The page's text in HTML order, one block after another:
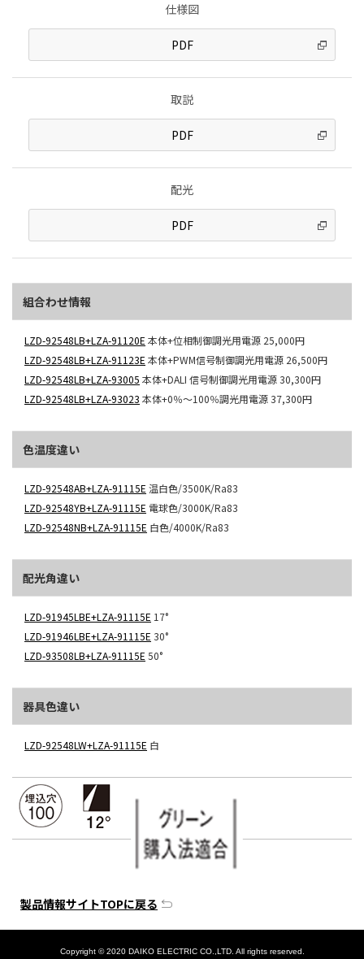
仕様図
PDF
取説
PDF
配光
PDF
組合わせ情報
LZD-92548LB+LZA-91120E 本体+位相制御調光用電源 25,000円
LZD-92548LB+LZA-91123E 本体+PWM信号制御調光用電源 26,500円
LZD-92548LB+LZA-93005 本体+DALI 信号制御調光用電源30,300円
LZD-92548LB+LZA-93023 本体+0％～100％調光用電源37,300円
色温度違い
LZD-92548AB+LZA-91115E 温白色/3500K/Ra83
LZD-92548YB+LZA-91115E 電球色/3000K/Ra83
LZD-92548NB+LZA-91115E 白色/4000K/Ra83
配光角違い
LZD-91945LBE+LZA-91115E 17°
LZD-91946LBE+LZA-91115E 30°
LZD-93508LB+LZA-91115E 50°
器具色違い
LZD-92548LW+LZA-91115E 白
製品情報サイトTOPに戻る
Copyright © 2020 DAIKO ELECTRIC CO.,LTD. All rights reserved.